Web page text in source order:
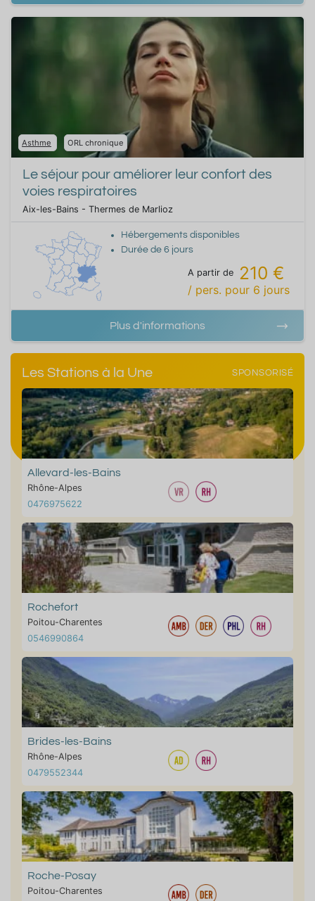
Asthme ORL chronique
Le séjour pour améliorer leur confort des
voies respiratoires
Aix-les-Bains - Thermes de Marlioz
Hébergements disponibles
Durée de 6 jours
A partir de 210 €
/ pers. pour 6 jours
Plus d'informations
Les Stations à la Une SPONSORISÉ
Allevard-les-Bains
Rhône-Alpes
0476975622
Rochefort
Poitou-Charentes
0546990864
Brides-les-Bains
Rhône-Alpes
0479552344
Roche-Posay
Poitou-Charentes